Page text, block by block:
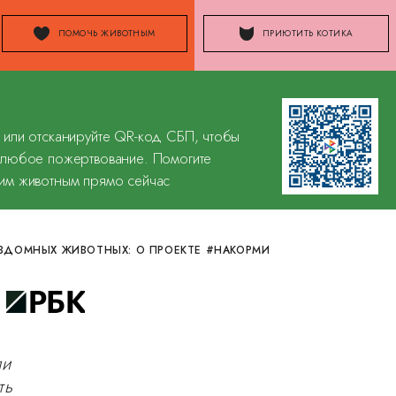
ПОМОЧЬ ЖИВОТНЫМ ПРИЮТИТЬ КОТИКА
отсканируйте QR-код СБП, чтобы
пожертвование. Помогите
животным прямо сейчас
ЖИВОТНЫХ: О ПРОЕКТЕ #НАКОРМИ